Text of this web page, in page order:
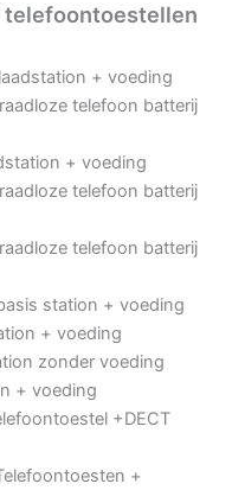
telefoontoestellen
+ voeding
telefoon batterij
+ voeding
telefoon batterij
telefoon batterij
station + voeding
+ voeding
zonder voeding
+ voeding
+DECT
+